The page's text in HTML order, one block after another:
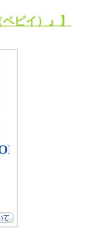
ピイ）』】